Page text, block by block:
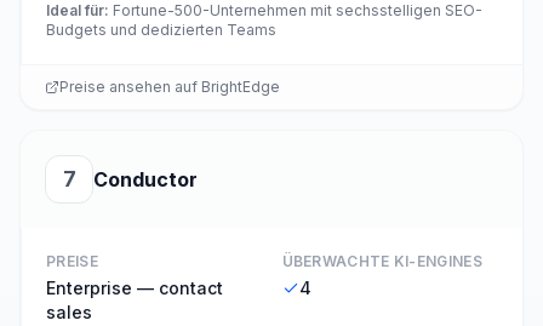
Ideal für: Fortune-500-Unternehmen mit sechsstelligen SEO-
Budgets und dedizierten Teams
Preise ansehen auf BrightEdge
7 Conductor
PREISE
Enterprise — contact
sales
ÜBERWACHTE KI-ENGINES
4